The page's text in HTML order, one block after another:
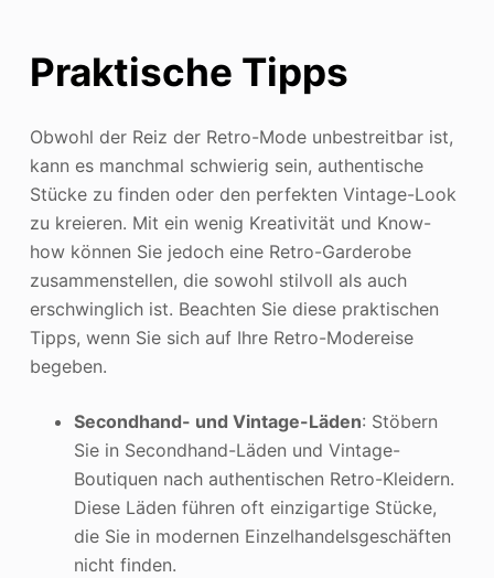
Praktische Tipps
Obwohl der Reiz der Retro-Mode unbestreitbar ist,
kann es manchmal schwierig sein, authentische
Stücke zu finden oder den perfekten Vintage-Look
zu kreieren. Mit ein wenig Kreativität und Know-
how können Sie jedoch eine Retro-Garderobe
zusammenstellen, die sowohl stilvoll als auch
erschwinglich ist. Beachten Sie diese praktischen
Tipps, wenn Sie sich auf Ihre Retro-Modereise
begeben.
Secondhand- und Vintage-Läden: Stöbern
Sie in Secondhand-Läden und Vintage-
Boutiquen nach authentischen Retro-Kleidern.
Diese Läden führen oft einzigartige Stücke,
die Sie in modernen Einzelhandelsgeschäften
nicht finden.